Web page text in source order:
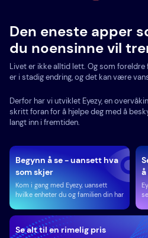
Den eneste apper
du noensinne vil
Livet er ikke alltid lett. Og som foreldre
er i stadig endring, og det kan være
Derfor har vi utviklet Eyezy, en
skritt foran for å hjelpe deg med å
langt inn i fremtiden.
Begynn å se - uansett hva
som skjer
Kom i gang med Eyezy, uansett
hvilke enheter du og familien din har
Se alt til en rimelig pris